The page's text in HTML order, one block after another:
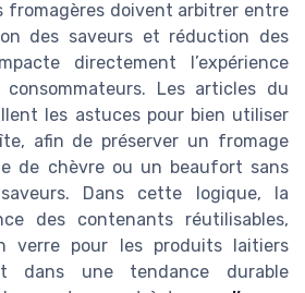
fromagères doivent arbitrer entre
des saveurs et réduction des
directement l’expérience
consommateurs. Les articles du
les astuces pour bien utiliser
afin de préserver un fromage
de chèvre ou un beaufort sans
Dans cette logique, la
des contenants réutilisables,
verre pour les produits laitiers
dans une tendance durable